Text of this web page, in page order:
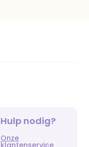
Hulp nodig?
Onze
klantenservice